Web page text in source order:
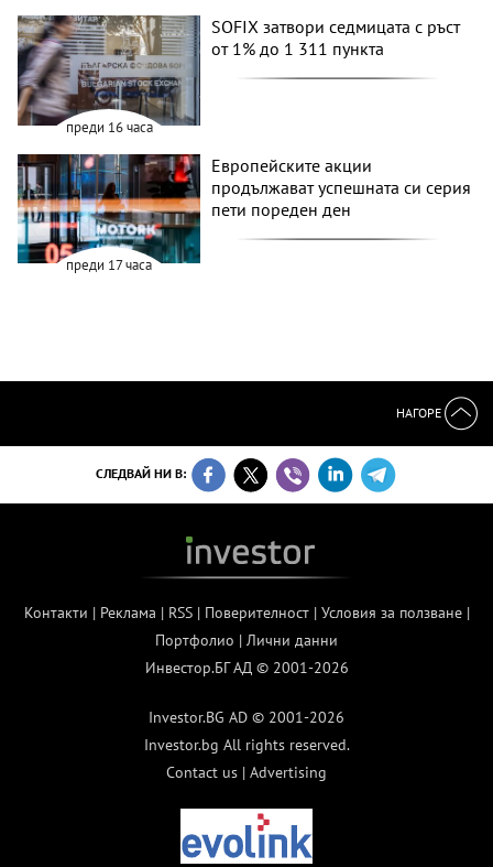
преди 16 часа
SOFIX затвори седмицата с ръст
от 1% до 1 311 пункта
преди 17 часа
Европейските акции
продължават успешната си серия
пети пореден ден
НАГОРЕ
СЛЕДВАЙ НИ В:
Контакти | Реклама | RSS| Поверителност| Условия за ползване|
Портфолио | Лични данни
Инвестор.БГ АД © 2001-2026
Investor.BG AD © 2001-2026
Investor.bg All rights reserved.
Contact us | Advertising